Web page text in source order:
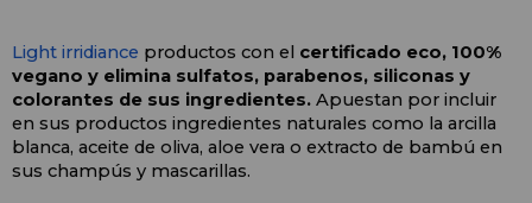
Light irridiance productos con el certificado eco, 100%
vegano y elimina sulfatos, parabenos, siliconas y
colorantes de sus ingredientes. Apuestan por incluir
en sus productos ingredientes naturales como la arcilla
blanca, aceite de oliva, aloe vera o extracto de bambú en
sus champús y mascarillas.